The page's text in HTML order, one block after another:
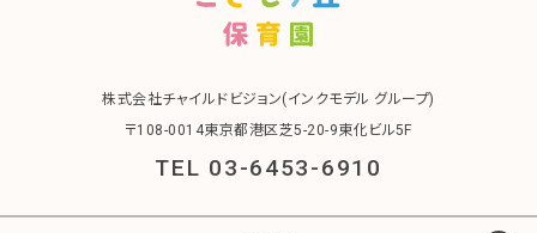
株式会社チャイルドビジョン(インクモデル グループ)
〒108-0014東京都港区芝5-20-9東化ビル5F
TEL 03-6453-6910